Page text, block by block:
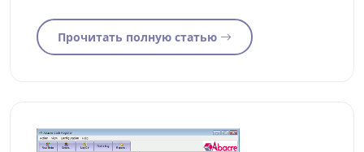
Прочитать полную статью